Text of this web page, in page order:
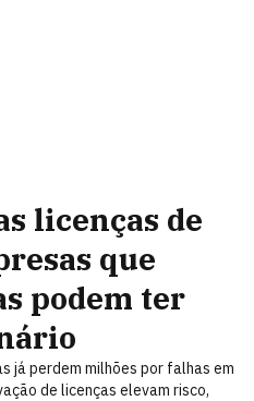
licenças de
que
podem ter
já perdem milhões por falhas em
de licenças elevam risco,